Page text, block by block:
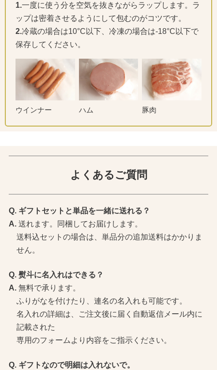
1.一度に使う分を空気を抜きながらラップします。ラ
ップは密着させるようにして包むのがコツです。
2.冷蔵の場合は10°C以下、冷凍の場合は-18°C以下で
保存してください。
ウインナー ハム 豚肉
よくあるご質問
ギフトセットと単品を一緒に送れる？
送れます。同梱してお届けします。
送料込セットの場合は、単品分の追加送料はかかりま
せん。
熨斗に名入れはできる？
無料で承ります。
ふりがなを付けたり、連名の名入れも可能です。
名入れの詳細は、ご注文後に届く自動返信メール内に
記載された
専用のフォームより内容をご指示ください。
ギフトなので明細は入れないで。